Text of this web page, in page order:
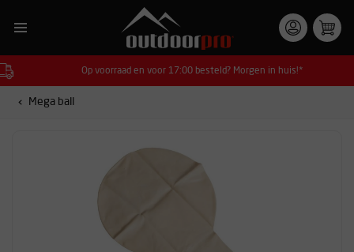
Op voorraad en voor 17:00 besteld? Morgen in huis!*
Mega ball